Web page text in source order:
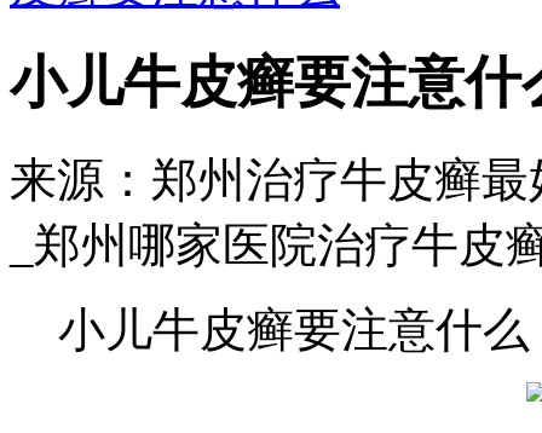
小儿牛皮癣要注意什
来源：郑州治疗牛皮癣
_郑州哪家医院治疗牛皮
小儿牛皮癣要注意什么